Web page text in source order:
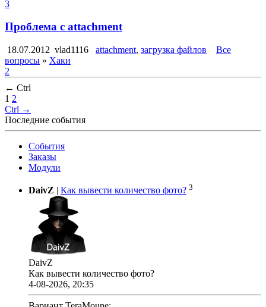
3
Проблема с attachment
18.07.2012 vlad1116 attachment, загрузка файлов
Все
вопросы » Хаки
2
← Ctrl
1 2
Ctrl →
Последние события
События
Заказы
Модули
DaivZ | Как вывести количество фото? 3
DaivZ
Как вывести количество фото?
4-08-2026, 20:35